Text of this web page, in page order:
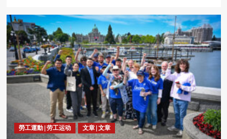
勞工運動 | 劳工运动 文章 | 文章